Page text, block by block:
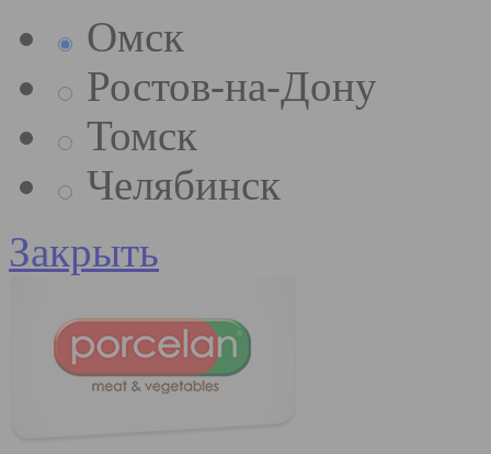
Омск
Ростов-на-Дону
Томск
Челябинск
Закрыть